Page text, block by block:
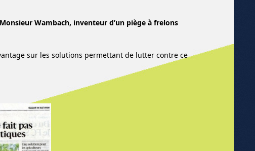
Wambach, inventeur d’un piège à frelons
sur les solutions permettant de lutter contre ce